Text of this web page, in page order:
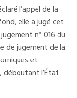
l’appel de la
elle a jugé cet
n° 016 du
de jugement de la
et
déboutant l’État